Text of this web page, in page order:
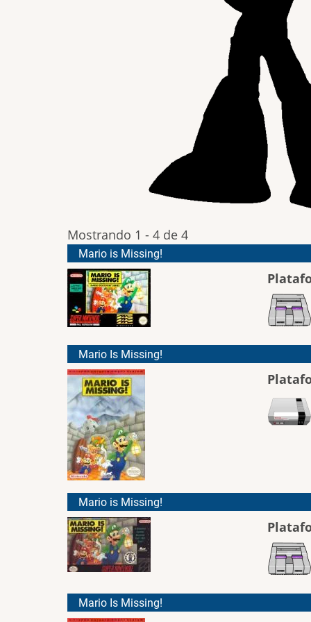
Mostrando 1 - 4 de 4
Mario is Missing!
Mario Is Missing!
Mario is Missing!
Mario Is Missing!